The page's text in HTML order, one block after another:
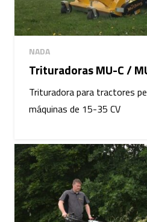
NADA
Trituradoras MU-C /
Trituradora para tractores
máquinas de 15-35 CV